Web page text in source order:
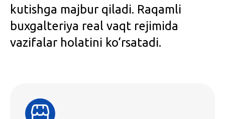
kutishga majbur qiladi. Raqamli
buxgalteriya real vaqt rejimida
vazifalar holatini ko‘rsatadi.